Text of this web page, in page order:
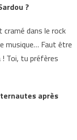
?
dans le rock
musique… Faut être
! Toi, tu préfères
après